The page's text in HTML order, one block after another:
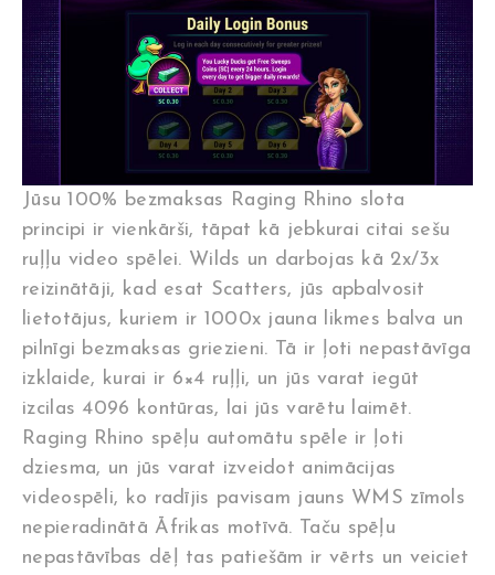
Jūsu 100% bezmaksas Raging Rhino slota
principi ir vienkārši, tāpat kā jebkurai citai sešu
ruļļu video spēlei. Wilds un darbojas kā 2x/3x
reizinātāji, kad esat Scatters, jūs apbalvosit
lietotājus, kuriem ir 1000x jauna likmes balva un
pilnīgi bezmaksas griezieni. Tā ir ļoti nepastāvīga
izklaide, kurai ir 6×4 ruļļi, un jūs varat iegūt
izcilas 4096 kontūras, lai jūs varētu laimēt.
Raging Rhino spēļu automātu spēle ir ļoti
dziesma, un jūs varat izveidot animācijas
videospēli, ko radījis pavisam jauns WMS zīmols
nepieradinātā Āfrikas motīvā. Taču spēļu
nepastāvības dēļ tas patiešām ir vērts un veiciet